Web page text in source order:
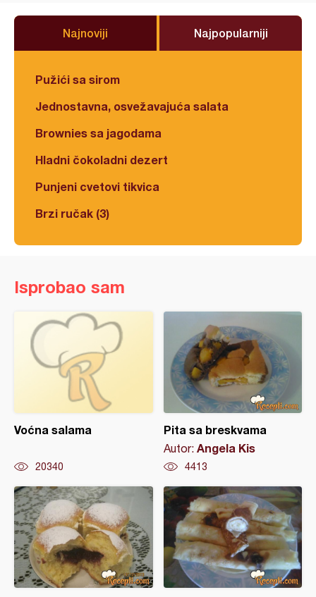
Najnoviji Najpopularniji
Pužići sa sirom
Jednostavna, osvežavajuća salata
Brownies sa jagodama
Hladni čokoladni dezert
Punjeni cvetovi tikvica
Brzi ručak (3)
Isprobao sam
Voćna salama
20340
Pita sa breskvama
Autor: Angela Kis
4413